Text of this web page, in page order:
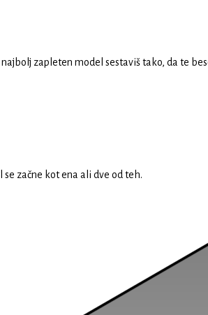
zapleten model sestaviš tako, da te
začne kot ena ali dve od teh.